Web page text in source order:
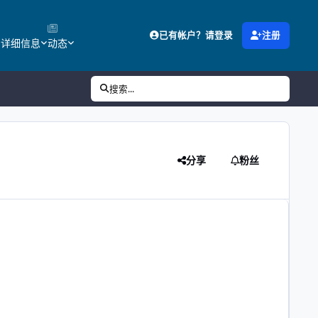
细信息 动态
已有帐户？请登录 注册
搜索...
分享 粉丝